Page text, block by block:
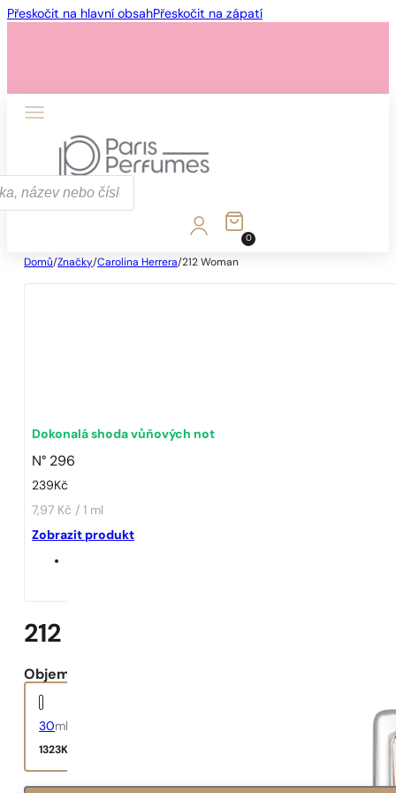
Přeskočit na hlavní obsahPřeskočit na zápatí
0
Domů/Značky/Carolina Herrera/212 Woman
Dokonalá shoda vůňových not
N° 296
239 Kč
7,97 Kč / 1 ml
Zobrazit produkt
212 Woman
Objem:
30ml
1323Kč